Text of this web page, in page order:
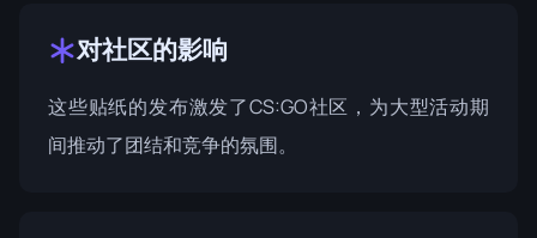
对社区的影响
这些贴纸的发布激发了CS:GO社区，为大型活动期
间推动了团结和竞争的氛围。